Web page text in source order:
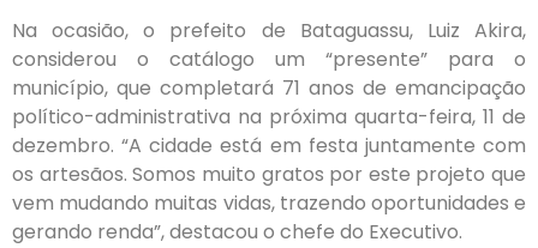
Na ocasião, o prefeito de Bataguassu, Luiz Akira,
considerou o catálogo um “presente” para o
município, que completará 71 anos de emancipação
político-administrativa na próxima quarta-feira, 11 de
dezembro. “A cidade está em festa juntamente com
os artesãos. Somos muito gratos por este projeto que
vem mudando muitas vidas, trazendo oportunidades e
gerando renda”, destacou o chefe do Executivo.